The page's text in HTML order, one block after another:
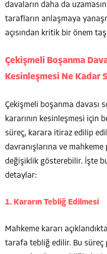
davaların daha da
tarafların anlaşmaya
açısından kritik bir önem
Çekişmeli Boşanma
Kesinleşmesi Ne Kadar
Çekişmeli boşanma davası
kararının kesinleşmesi için
süreç, karara itiraz edilip
davranışlarına ve
değişiklik gösterebilir. İşte
detaylar:
1. Kararın Tebliğ Edilmesi
Mahkeme kararı
tarafa tebliğ edilir. Bu süreç